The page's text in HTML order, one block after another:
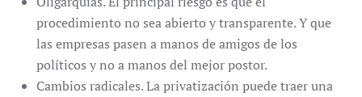
procedimiento no sea abierto y transparente. Y que
las empresas pasen a manos de amigos de los
políticos y no a manos del mejor postor.
Cambios radicales. La privatización puede traer una